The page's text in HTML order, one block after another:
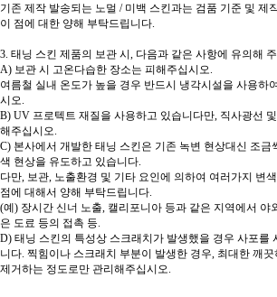
기존 제작 발송되는 노멀 / 미백 스킨과는 검품 기준 및 제
이 점에 대한 양해 부탁드립니다.
3. 태닝 스킨 제품의 보관 시, 다음과 같은 사항에 유의해 주
A) 보관 시 고온다습한 장소는 피해주십시오.
여름철 실내 온도가 높을 경우 반드시 냉각시설을 사용하
시오.
B) UV 프로텍트 재질을 사용하고 있습니다만, 직사광선
해주십시오.
C) 본사에서 개발한 태닝 스킨은 기존 녹변 현상대신 조금
색 현상을 유도하고 있습니다.
다만, 보관, 노출환경 및 기타 요인에 의하여 여러가지 변
점에 대해서 양해 부탁드립니다.
(예) 장시간 신너 노출, 캘리포니아 등과 같은 지역에서 야
은 도료 등의 접촉 등.
D) 태닝 스킨의 특성상 스크래치가 발생했을 경우 사포를
니다. 찍힘이나 스크래치 부분이 발생한 경우, 최대한 깨
제거하는 정도로만 관리해주십시오.